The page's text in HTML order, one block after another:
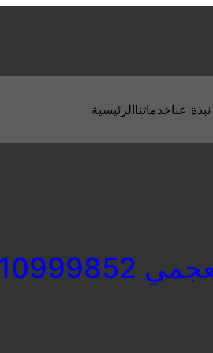
الرئيسيةخدماتنانبذة عنا